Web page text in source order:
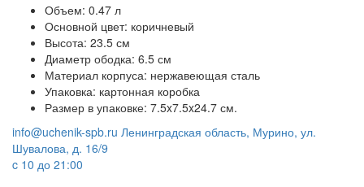
Объем: 0.47 л
Основной цвет: коричневый
Высота: 23.5 см
Диаметр ободка: 6.5 см
Материал корпуса: нержавеющая сталь
Упаковка: картонная коробка
Размер в упаковке: 7.5x7.5x24.7 см.
info@uchenik-spb.ru Ленинградская область, Мурино, ул.
Шувалова, д. 16/9
c 10 до 21:00